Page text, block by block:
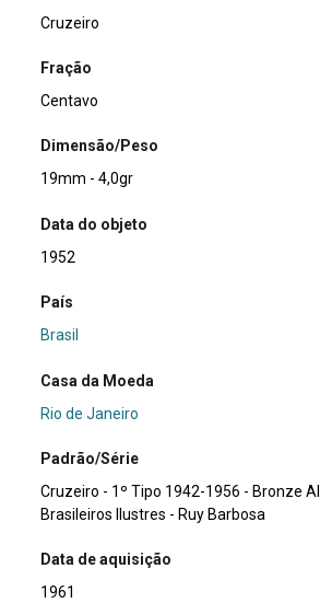
Cruzeiro
Fração
Centavo
Dimensão/Peso
19mm - 4,0gr
Data do objeto
1952
País
Brasil
Casa da Moeda
Rio de Janeiro
Padrão/Série
Cruzeiro - 1º Tipo 1942-1956 - Bronze
Brasileiros Ilustres - Ruy Barbosa
Data de aquisição
1961